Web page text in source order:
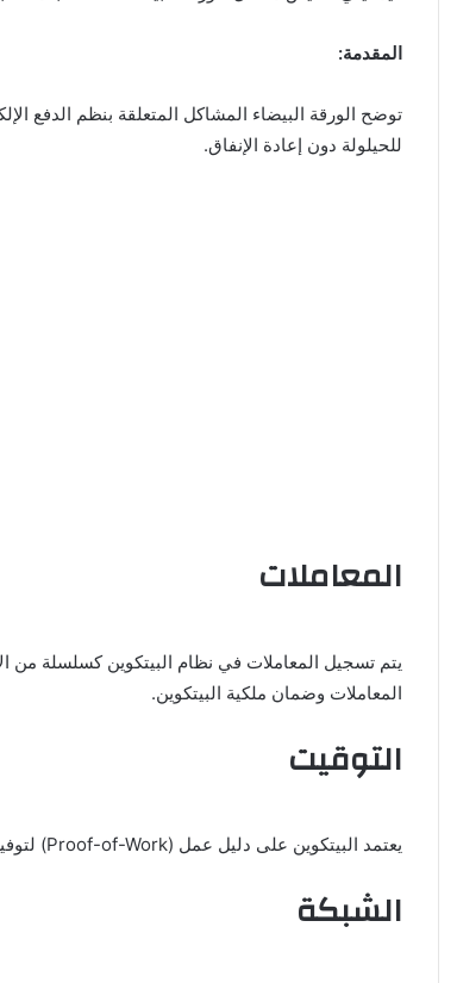
المقدمة:
توضح الورقة البيضاء المشاكل المتعلقة بنظم الدفع
للحيلولة دون إعادة الإنفاق.
المعاملات
يتم تسجيل المعاملات في نظام البيتكوين كسلسلة من
المعاملات وضمان ملكية البيتكوين.
التوقيت
يعتمد البيتكوين على دليل عمل (Proof-of-Work) لتوفير تسلسل زمني للمعاملات وضمان توافق الشبكة. يتطلب ذلك حل مشكلات الرياضيات المعقدة باستخدام قوة الحوسبة.
الشبكة